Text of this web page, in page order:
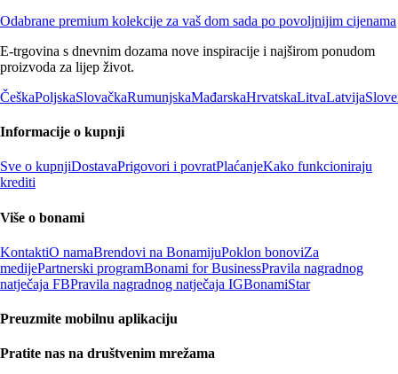
Odabrane premium kolekcije za vaš dom sada po povoljnijim cijenama
E-trgovina s dnevnim dozama nove inspiracije i najširom ponudom
proizvoda za lijep život.
ČeškaPoljskaSlovačkaRumunjskaMađarskaHrvatskaLitvaLatvija
Informacije o kupnji
Sve o kupnjiDostavaPrigovori i povratPlaćanjeKako funkcioniraju
krediti
Više o bonami
KontaktiO namaBrendovi na BonamijuPoklon bonoviZa
medijePartnerski programBonami for BusinessPravila nagradnog
natječaja FBPravila nagradnog natječaja IGBonamiStar
Preuzmite mobilnu aplikaciju
Pratite nas na društvenim mrežama